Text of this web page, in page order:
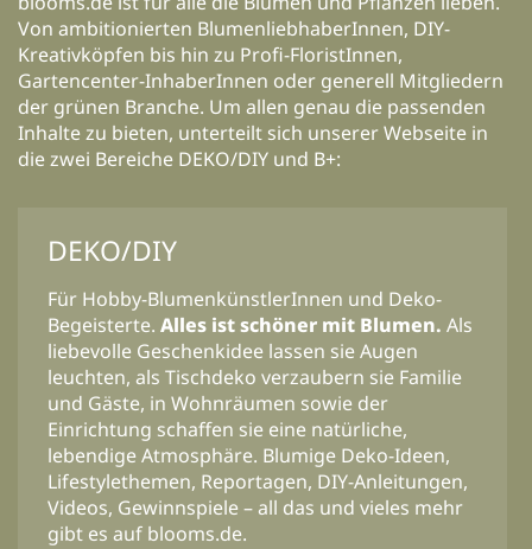
Von ambitionierten BlumenliebhaberInnen, DIY-
Kreativköpfen bis hin zu Profi-FloristInnen,
Gartencenter-InhaberInnen oder generell Mitgliedern
der grünen Branche. Um allen genau die passenden
Inhalte zu bieten, unterteilt sich unserer Webseite in
die zwei Bereiche DEKO/DIY und B+:
DEKO/DIY
Für Hobby-BlumenkünstlerInnen und Deko-
Begeisterte. Alles ist schöner mit Blumen. Als
liebevolle Geschenkidee lassen sie Augen
leuchten, als Tischdeko verzaubern sie Familie
und Gäste, in Wohnräumen sowie der
Einrichtung schaffen sie eine natürliche,
lebendige Atmosphäre. Blumige Deko-Ideen,
Lifestylethemen, Reportagen, DIY-Anleitungen,
Videos, Gewinnspiele – all das und vieles mehr
gibt es auf blooms.de.